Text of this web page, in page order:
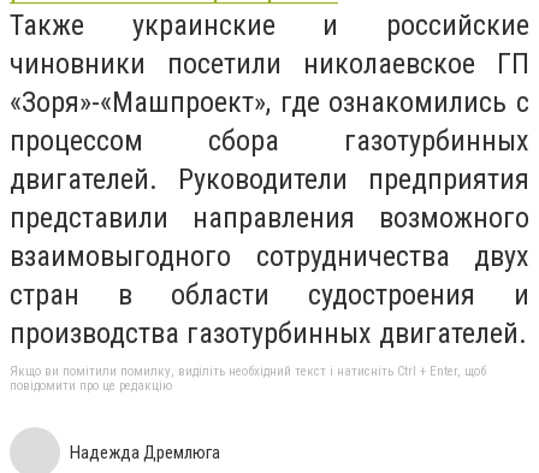
Также украинские и российские
чиновники посетили николаевское ГП
«Зоря»-«Машпроект», где ознакомились с
процессом сбора газотурбинных
двигателей. Руководители предприятия
представили направления возможного
взаимовыгодного сотрудничества двух
стран в области судостроения и
производства газотурбинных двигателей.
Якщо ви помітили помилку, виділіть необхідний текст і натисніть Ctrl + Enter, щоб
повідомити про це редакцію
Надежда Дремлюга